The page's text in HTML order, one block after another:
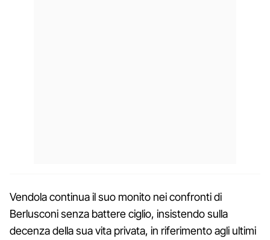
Vendola continua il suo monito nei confronti di
Berlusconi senza battere ciglio, insistendo sulla
decenza della sua vita privata, in riferimento agli ultimi